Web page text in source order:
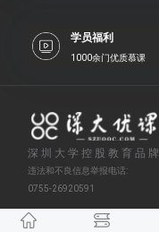
学员福利
1000余门优质慕课
深圳大学控股教育品牌
违法和不良信息举报电话:
0755-26920591